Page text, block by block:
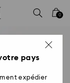
0
pays
expédier